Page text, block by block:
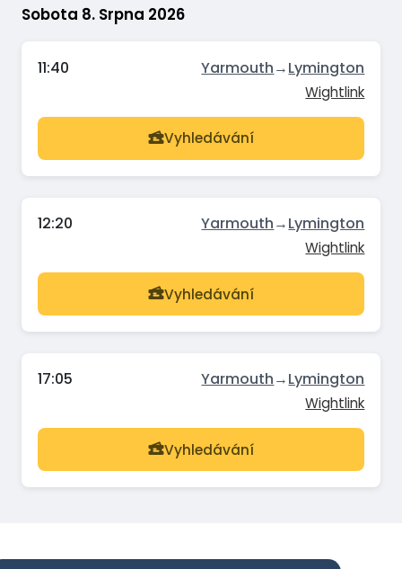
Sobota 8. Srpna 2026
11:40 Yarmouth→Lymington
Wightlink
Vyhledávání
12:20 Yarmouth→Lymington
Wightlink
Vyhledávání
17:05 Yarmouth→Lymington
Wightlink
Vyhledávání